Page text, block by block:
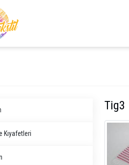
Kıyafetleri
Tig3